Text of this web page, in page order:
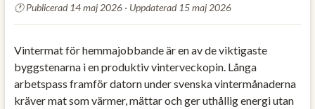
Publicerad 14 maj 2026 · Uppdaterad 15 maj 2026
Vintermat för hemmajobbande är en av de viktigaste
byggstenarna i en produktiv vinterveckopin. Långa
arbetspass framför datorn under svenska vintermånaderna
kräver mat som värmer, mättar och ger uthållig energi utan